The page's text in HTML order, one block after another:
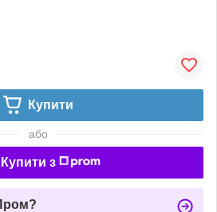
Купити
або
Купити з